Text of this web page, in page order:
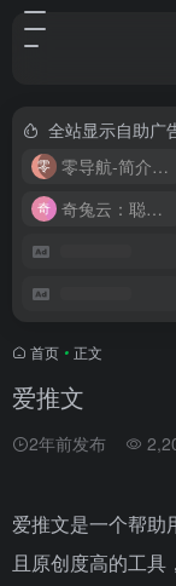
全站显示自助广
零导航-简介实用的网址导航
奇兔云：聪明人的“省”钱计划！
首页 • 正文
爱推文
2年前发布
爱推文是一个帮助
且原创度高的工